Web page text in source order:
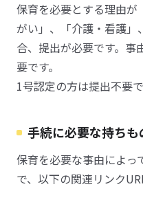
保育を必要とする理由
がい」、「介護・看護」
合、提出が必要です。事
要です。
1号認定の方は提出不要で
手続に必要な持ちも
保育を必要な事由によっ
で、以下の関連リンク